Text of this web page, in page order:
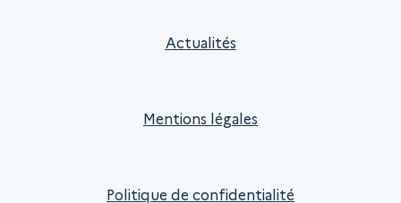
Actualités
Mentions légales
Politique de confidentialité